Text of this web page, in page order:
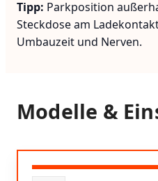
Tipp: Parkposition
Steckdose am
Umbauzeit und Nerven.
Modelle &